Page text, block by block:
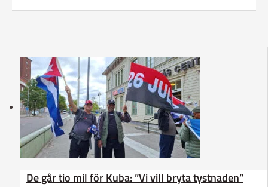
De går tio mil för Kuba: ”Vi vill bryta tystnaden”